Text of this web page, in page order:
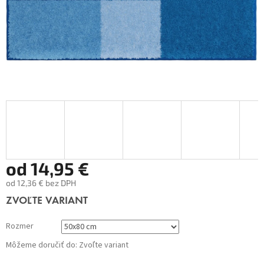
od 14,95 €
od 12,36 € bez DPH
Jednotková
ZVOĽTE VARIANT
Rozmer
Môžeme doručiť do: Zvoľte variant